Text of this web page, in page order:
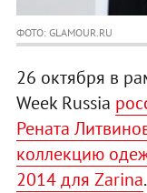
ФОТО: GLAMOUR.RU
26 октября в
Week Russia
Рената
коллекцию
2014 для Zarina.